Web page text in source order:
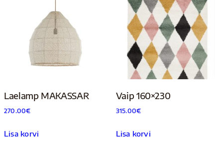
Laelamp MAKASSAR
270.00€
Lisa korvi
Vaip 160×230
315.00€
Lisa korvi